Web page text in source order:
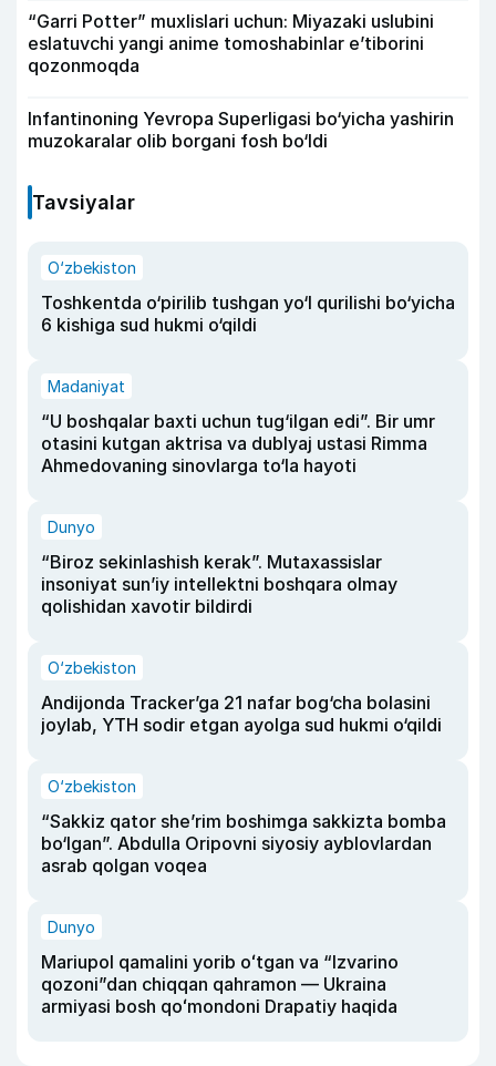
“Garri Potter” muxlislari uchun: Miyazaki uslubini
eslatuvchi yangi anime tomoshabinlar e’tiborini
qozonmoqda
Infantinoning Yevropa Superligasi bo‘yicha yashirin
muzokaralar olib borgani fosh bo‘ldi
Tavsiyalar
O‘zbekiston
Toshkentda o‘pirilib tushgan yo‘l qurilishi bo‘yicha
6 kishiga sud hukmi o‘qildi
Madaniyat
“U boshqalar baxti uchun tug‘ilgan edi”. Bir umr
otasini kutgan aktrisa va dublyaj ustasi Rimma
Ahmedovaning sinovlarga to‘la hayoti
Dunyo
“Biroz sekinlashish kerak”. Mutaxassislar
insoniyat sun’iy intellektni boshqara olmay
qolishidan xavotir bildirdi
O‘zbekiston
Andijonda Tracker’ga 21 nafar bog‘cha bolasini
joylab, YTH sodir etgan ayolga sud hukmi o‘qildi
O‘zbekiston
“Sakkiz qator she’rim boshimga sakkizta bomba
bo‘lgan”. Abdulla Oripovni siyosiy ayblovlardan
asrab qolgan voqea
Dunyo
Mariupol qamalini yorib oʻtgan va “Izvarino
qozoni”dan chiqqan qahramon — Ukraina
armiyasi bosh qoʻmondoni Drapatiy haqida